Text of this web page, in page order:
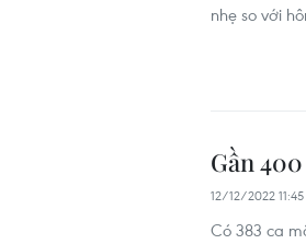
nhẹ so với
Gần
12/12/2022 11:45
Có 383 ca